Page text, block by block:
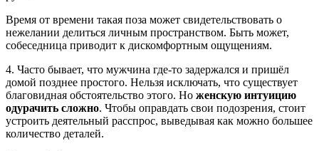
Время от времени такая поза может свидетельствовать о
нежелании делиться личным пространством. Быть может,
собеседница приводит к дискомфортным ощущениям.
4. Часто бывает, что мужчина где-то задержался и пришёл
домой позднее простого. Нельзя исключать, что существует
благовидная обстоятельство этого. Но женскую интуицию
одурачить сложно. Чтобы оправдать свои подозрения, стоит
устроить деятельный расспрос, выведывая как можно большее
количество деталей.